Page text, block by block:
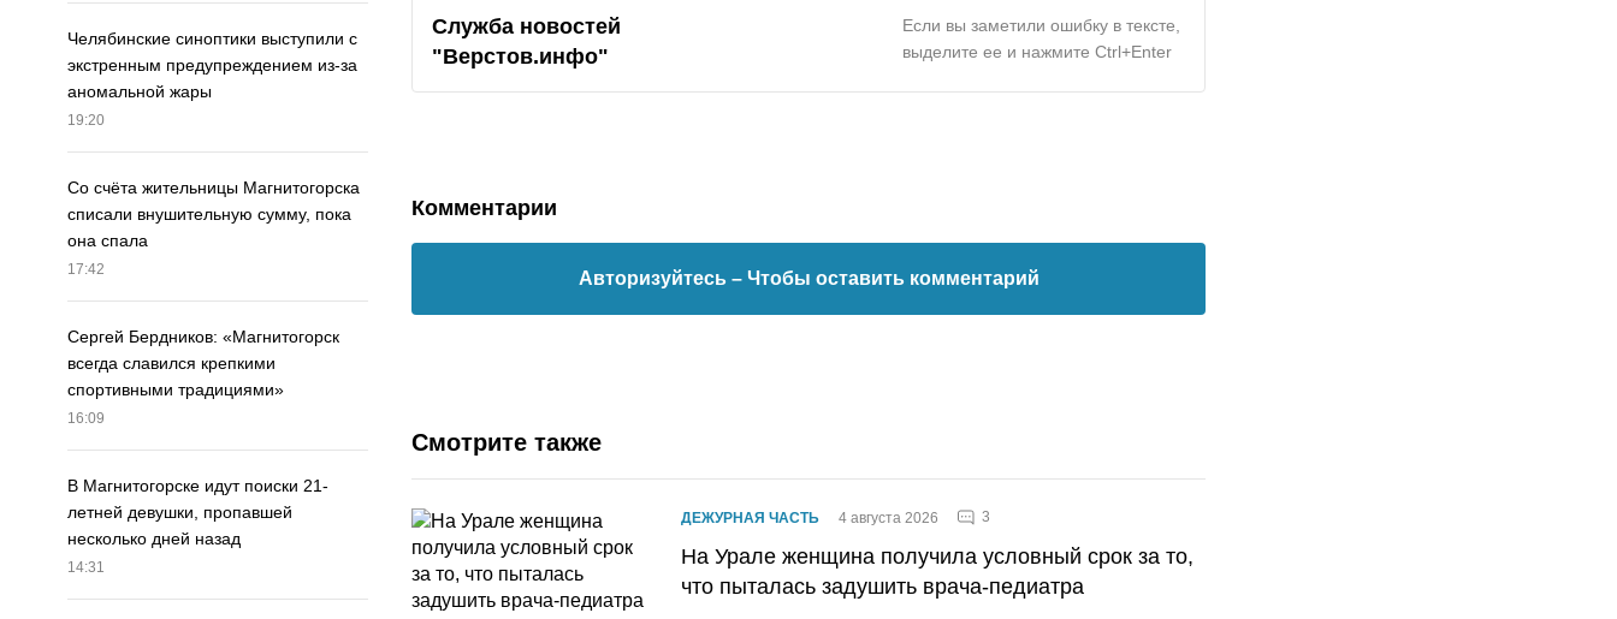
Челябинские синоптики выступили с
экстренным предупреждением из-за
аномальной жары
19:20
Со счёта жительницы Магнитогорска
списали внушительную сумму, пока
она спала
17:42
Сергей Бердников: «Магнитогорск
всегда славился крепкими
спортивными традициями»
16:09
В Магнитогорске идут поиски 21-
летней девушки, пропавшей
несколько дней назад
14:31
Служба новостей
"Верстов.инфо"
Если вы заметили ошибку в тексте,
выделите ее и нажмите Ctrl+Enter
Комментарии
Авторизуйтесь – Чтобы оставить комментарий
Смотрите также
ДЕЖУРНАЯ ЧАСТЬ 4 августа 2026 3
На Урале женщина получила условный срок за то,
что пыталась задушить врача-педиатра